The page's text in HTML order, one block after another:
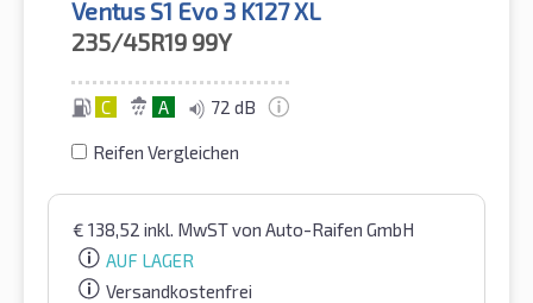
Ventus S1 Evo 3 K127 XL
235/45R19 99Y
C A 72 dB
Reifen Vergleichen
€ 138,52 inkl. MwSTvon Auto-Raifen GmbH
AUF LAGER
Versandkostenfrei